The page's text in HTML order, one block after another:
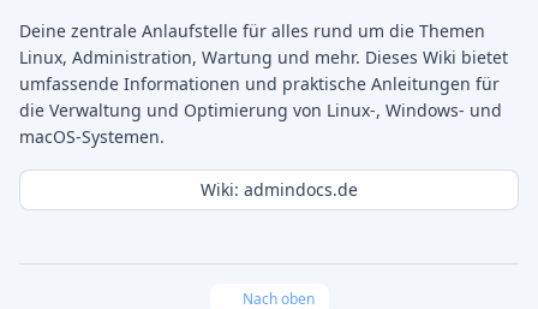
Deine zentrale Anlaufstelle für alles rund um die Themen
Linux, Administration, Wartung und mehr. Dieses Wiki bietet
umfassende Informationen und praktische Anleitungen für
die Verwaltung und Optimierung von Linux-, Windows- und
macOS-Systemen.
Wiki: admindocs.de
Nach oben